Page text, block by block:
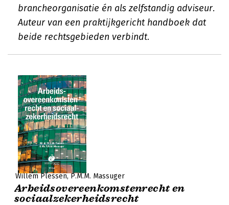
brancheorganisatie én als zelfstandig adviseur.
Auteur van een praktijkgericht handboek dat
beide rechtsgebieden verbindt.
Willem Plessen P.M.M. Massuger
Arbeidsovereenkomstenrecht en
sociaalzekerheidsrecht